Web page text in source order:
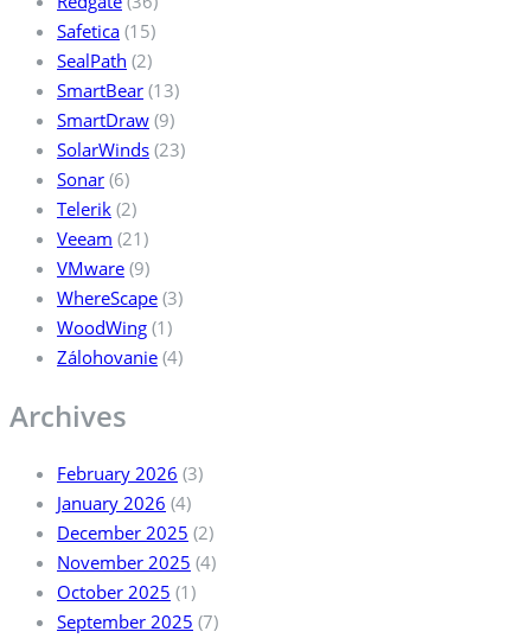
Safetica (15)
SealPath (2)
SmartBear (13)
SmartDraw (9)
SolarWinds (23)
Sonar (6)
Telerik (2)
Veeam (21)
VMware (9)
WhereScape (3)
WoodWing (1)
Zálohovanie (4)
Archives
February 2026 (3)
January 2026 (4)
December 2025 (2)
November 2025 (4)
October 2025 (1)
September 2025 (7)